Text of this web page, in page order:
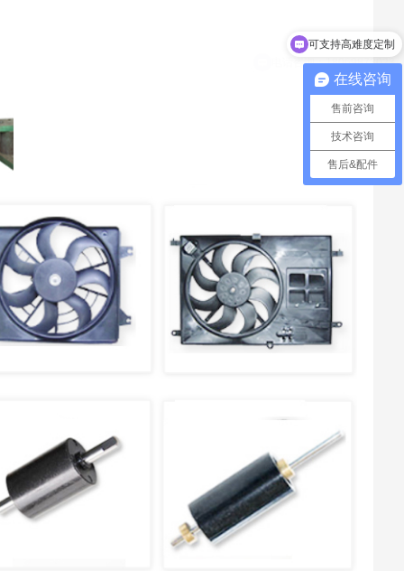
驱动
备注
在线咨询
售前咨询
技术咨询
售后&配件
电话咨询：18069873023